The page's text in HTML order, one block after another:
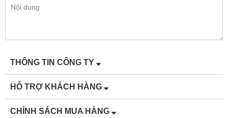
Loại bộ lọc Lọc trước
Tuổi thọ -
Khả năng giữ và
giảm gia tăng
Khả năng khử
-
THÔNG TIN CÔNG TY
HỖ TRỢ KHÁCH HÀNG
CHÍNH SÁCH MUA HÀNG